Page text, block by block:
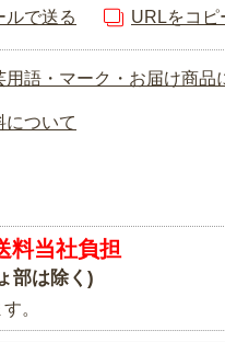
ルで送る URLをコピ
用語・マーク・お届け商品
について
料当社負担
部は除く)
。